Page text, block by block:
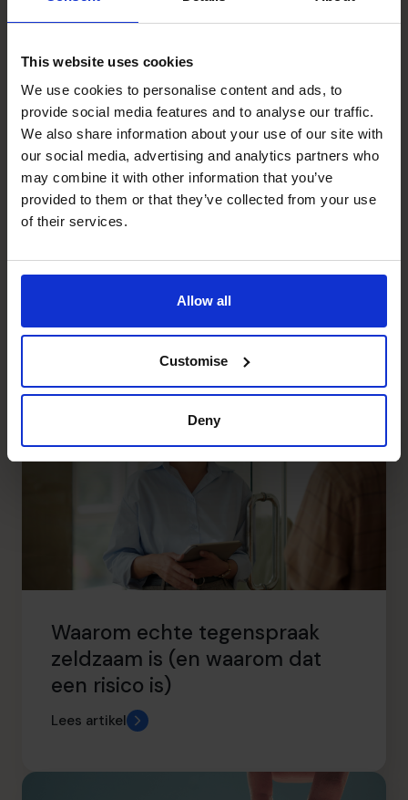
This website uses cookies
We use cookies to personalise content and ads, to
provide social media features and to analyse our traffic.
We also share information about your use of our site with
our social media, advertising and analytics partners who
may combine it with other information that you’ve
provided to them or that they’ve collected from your use
of their services.
Allow all
Customise
Deny
toegevoegde waarde van de online kennismaking écht
Meer weten?
Wilt u meer weten over de toegevoegde waarde van
onze CFO’s aan de hand van een online kennismaking van
4×1 uur?
Boek Nu Uw 1:1 Video Gesprek!
Nederland
Email: info.nl@cfocentrum.com
België
Recente berichten
Waarom echte tegenspraak
zeldzaam is (en waarom dat
een risico is)
Lees artikel